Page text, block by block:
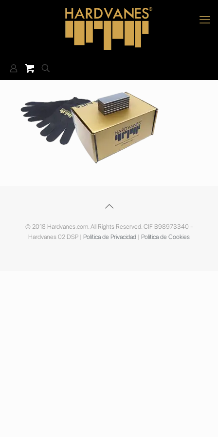
© 2018 Hardvanes.com. All Rights Reserved. CIF B98973340 -
Hardvanes 02 DSP | Política de Privacidad | Política de Cookies